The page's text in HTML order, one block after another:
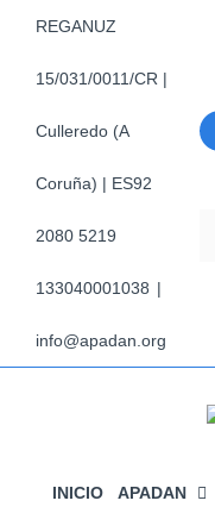
REGANUZ
15/031/0011/CR |
Culleredo (A
Coruña) | ES92
2080 5219
133040001038 |
info@apadan.org
INICIO APADAN